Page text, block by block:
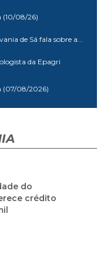
(10/08/26)
de Sá fala sobre a...
da Epagri
(07/08/2026)
do
crédito